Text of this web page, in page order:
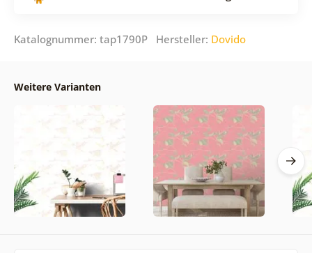
Katalognummer: tap1790P Hersteller: Dovido
Weitere Varianten